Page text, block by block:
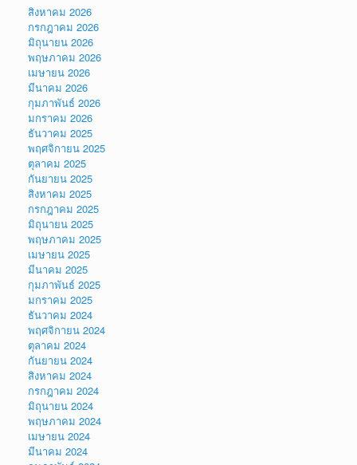
สิงหาคม 2026
กรกฎาคม 2026
มิถุนายน 2026
พฤษภาคม 2026
เมษายน 2026
มีนาคม 2026
กุมภาพันธ์ 2026
มกราคม 2026
ธันวาคม 2025
พฤศจิกายน 2025
ตุลาคม 2025
กันยายน 2025
สิงหาคม 2025
กรกฎาคม 2025
มิถุนายน 2025
พฤษภาคม 2025
เมษายน 2025
มีนาคม 2025
กุมภาพันธ์ 2025
มกราคม 2025
ธันวาคม 2024
พฤศจิกายน 2024
ตุลาคม 2024
กันยายน 2024
สิงหาคม 2024
กรกฎาคม 2024
มิถุนายน 2024
พฤษภาคม 2024
เมษายน 2024
มีนาคม 2024